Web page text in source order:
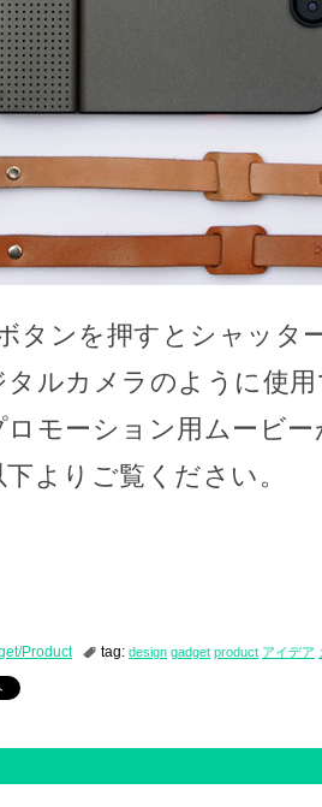
タンを押すとシャッタ
タルカメラのように使
モーション用ムービ
よりご覧ください。
Product tag: design gadget product アイデア